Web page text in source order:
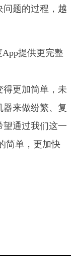
问题的过程，越
得更加简单，未
来做纷繁、复
望通过我们这一
简单，更加快